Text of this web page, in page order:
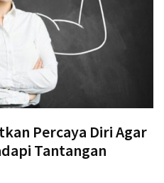
Percaya Diri Agar
Tantangan